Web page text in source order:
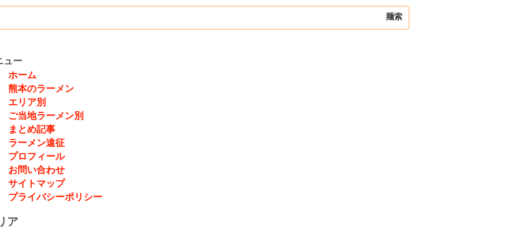
ュー
ホーム
熊本のラーメン
エリア別
ご当地ラーメン別
まとめ記事
ラーメン遠征
プロフィール
お問い合わせ
サイトマップ
プライバシーポリシー
ア